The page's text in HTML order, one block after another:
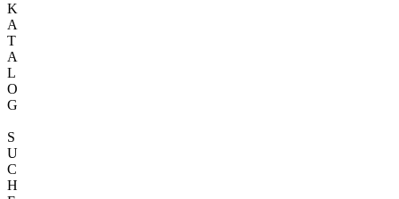
K
A
T
A
L
O
G
S
U
C
H